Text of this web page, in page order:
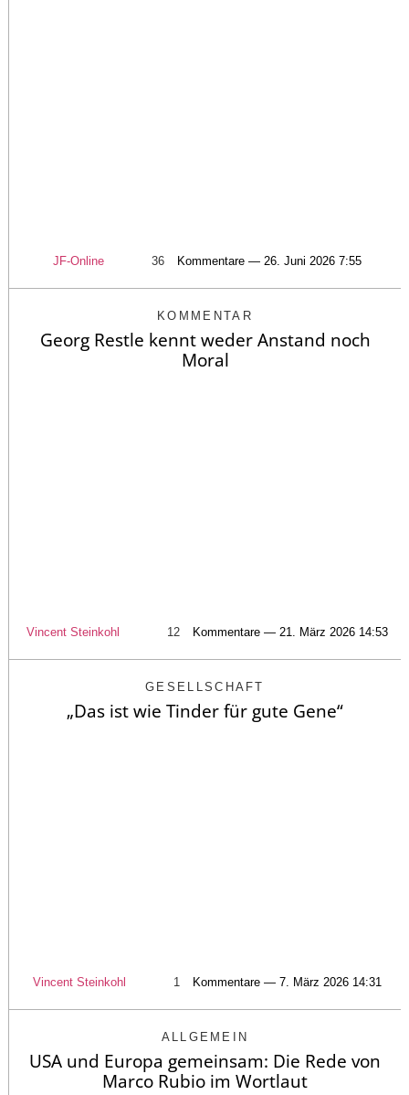
JF-Online 36 Kommentare — 26. Juni 2026 7:55
KOMMENTAR
Georg Restle kennt weder Anstand noch
Moral
Vincent Steinkohl 12 Kommentare — 21. März 2026 14:53
GESELLSCHAFT
„Das ist wie Tinder für gute Gene“
Vincent Steinkohl 1 Kommentare — 7. März 2026 14:31
ALLGEMEIN
USA und Europa gemeinsam: Die Rede von
Marco Rubio im Wortlaut